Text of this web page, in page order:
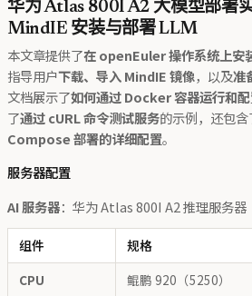
华为 Atlas 800I A2 大模型部署
MindIE 安装与部署 LLM
本文章提供了在 openEuler 操作系统上安
指导用户下载、导入 MindIE 镜像，以及准
文档展示了如何通过 Docker 容器运行和
了通过 cURL 命令测试服务的示例，还包含
Compose 部署的详细配置。
服务器配置
AI 服务器：华为 Atlas 800I A2 推理服务器
组件
规格
CPU
鲲鹏 920（5250）